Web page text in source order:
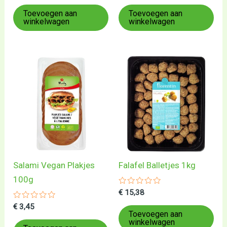
uit
5
Toevoegen aan
winkelwagen
uit
5
Toevoegen aan
winkelwagen
Salami Vegan Plakjes
100g
Gewaardeerd
uit
€ 3,45
Falafel Balletjes 1kg
Gewaardeerd
uit
5
€ 15,38
Toevoegen aan
winkelwagen